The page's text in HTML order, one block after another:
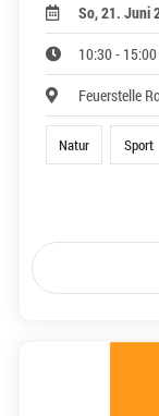
So, 21. Juni
10:30 -
Feuerstelle
Natur Sport